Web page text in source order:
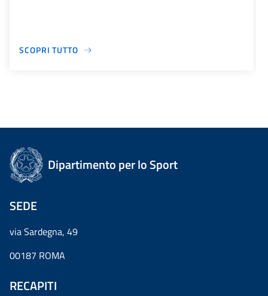
SCOPRI TUTTO
Dipartimento per lo Sport
SEDE
via Sardegna, 49
00187 ROMA
RECAPITI